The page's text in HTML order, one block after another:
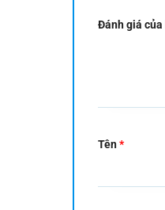
Đánh giá của
Tên*